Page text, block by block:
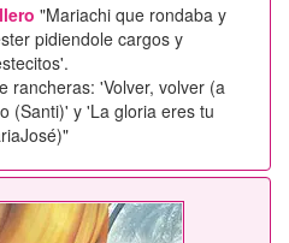
"Mariachi que rondaba y
pidiendole cargos y
rancheras: 'Volver, volver (a
(Santi)' y 'La gloria eres tu